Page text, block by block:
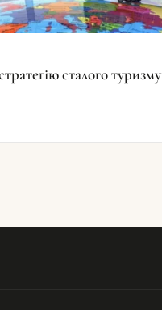
сталого туризму